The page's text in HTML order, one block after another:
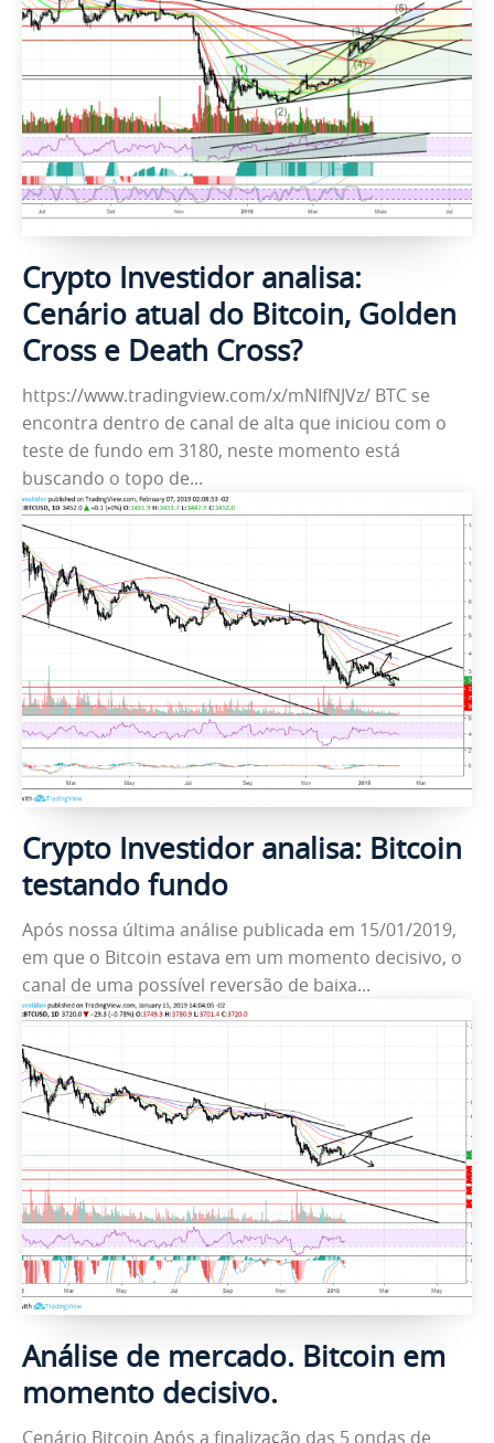
Crypto Investidor analisa:
Cenário atual do Bitcoin, Golden
Cross e Death Cross?
https://www.tradingview.com/x/mNIfNJVz/ BTC se
encontra dentro de canal de alta que iniciou com o
teste de fundo em 3180, neste momento está
buscando o topo de...
Crypto Investidor analisa: Bitcoin
testando fundo
Após nossa última análise publicada em 15/01/2019,
em que o Bitcoin estava em um momento decisivo, o
canal de uma possível reversão de baixa...
Análise de mercado. Bitcoin em
momento decisivo.
Cenário Bitcoin Após a finalização das 5 ondas de